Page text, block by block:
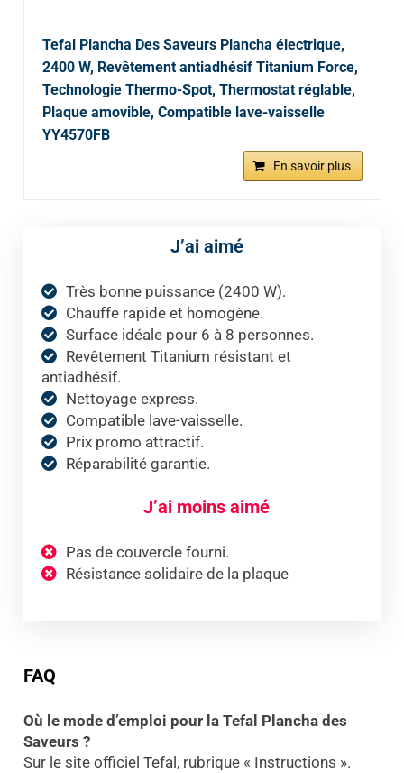
Tefal Plancha Des Saveurs Plancha électrique,
2400 W, Revêtement antiadhésif Titanium Force,
Technologie Thermo-Spot, Thermostat réglable,
Plaque amovible, Compatible lave-vaisselle
YY4570FB
En savoir plus
J’ai aimé
Très bonne puissance (2400 W).
Chauffe rapide et homogène.
Surface idéale pour 6 à 8 personnes.
Revêtement Titanium résistant et
antiadhésif.
Nettoyage express.
Compatible lave-vaisselle.
Prix promo attractif.
Réparabilité garantie.
J’ai moins aimé
Pas de couvercle fourni.
Résistance solidaire de la plaque
FAQ
Où le mode d’emploi pour la Tefal Plancha des
Saveurs ?
Sur le site officiel Tefal, rubrique « Instructions ».